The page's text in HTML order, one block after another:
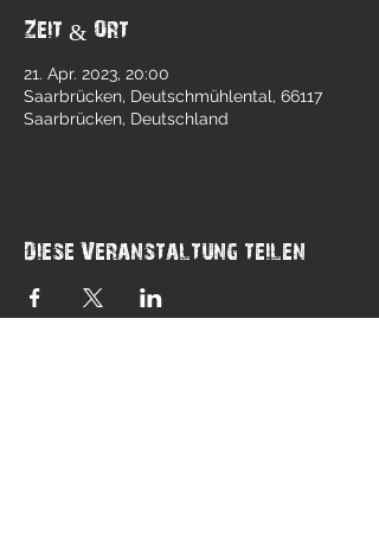
Zeit & Ort
21. Apr. 2023, 20:00
Saarbrücken, Deutschmühlental, 66117
Saarbrücken, Deutschland
Diese Veranstaltung teilen